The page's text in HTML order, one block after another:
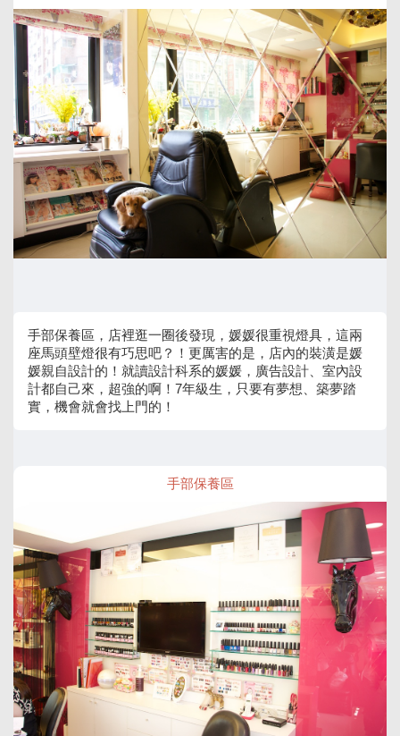
手部保養區，店裡逛一圈後發現，媛媛很重視燈具，這兩
座馬頭壁燈很有巧思吧？！更厲害的是，店內的裝潢是媛
媛親自設計的！就讀設計科系的媛媛，廣告設計、室內設
計都自己來，超強的啊！7年級生，只要有夢想、築夢踏
實，機會就會找上門的！
手部保養區